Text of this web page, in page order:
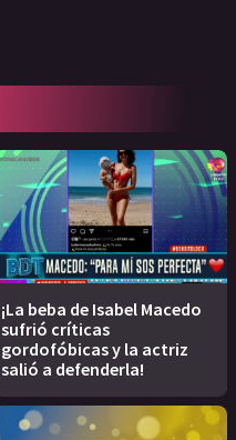
¡La beba de Isabel Macedo
sufrió críticas
gordofóbicas y la actriz
salió a defenderla!